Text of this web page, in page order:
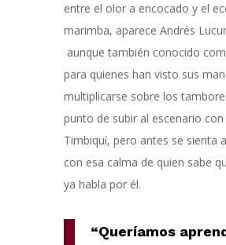
entre el olor a encocado y el
marimba, aparece Andrés
aunque también conocido
para quienes han visto sus
multiplicarse sobre los
punto de subir al escenario con
Timbiquí, pero antes se sienta
con esa calma de quien sabe
ya habla por él.
“Queríamos